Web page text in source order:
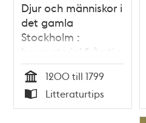
Djur och människor i
det gamla
Stockholm :
benmaterial från tio
års undersökningar
/ Johanna Karlsson
Tid
1200 till 1799
Typ
Litteraturtips